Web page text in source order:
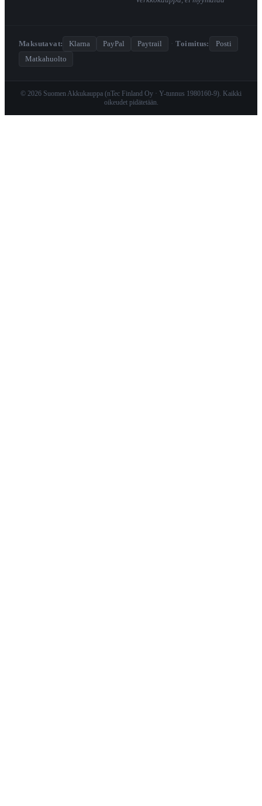
Maksutavat: Klarna PayPal Paytrail · Toimitus:
Posti
Matkahuolto
© 2026 Suomen Akkukauppa (nTec Finland Oy · Y-tunnus 1980160-9). Kaikki
oikeudet pidätetään.